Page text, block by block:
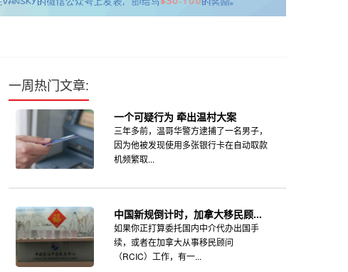
一周热门文章:
一个可疑行为 牵出温村大案
三年多前，温哥华警方逮捕了一名男子，
因为他被发现使用多张银行卡在自动取款
机频繁取...
中国新规倒计时，加拿大移民顾...
如果你正打算委托国内中介代办出国手
续，或者在加拿大从事移民顾问
（RCIC）工作，有一...